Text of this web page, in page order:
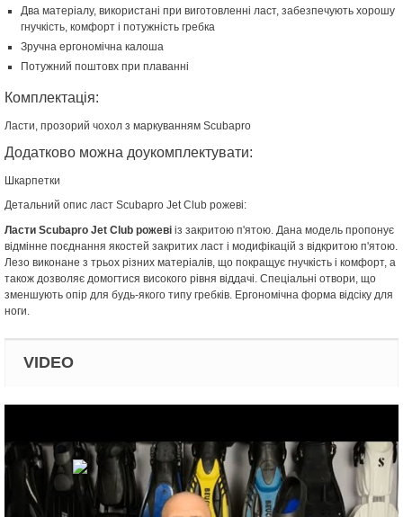
Два матеріалу, використані при виготовленні ласт, забезпечують хорошу
гнучкість, комфорт і потужність гребка
Зручна ергономічна калоша
Потужний поштовх при плаванні
Комплектація:
Ласти, прозорий чохол з маркуванням Scubapro
Додатково можна доукомплектувати:
Шкарпетки
Детальний опис ласт Scubapro Jet Club рожеві:
Ласти Scubapro Jet Club рожеві із закритою п'ятою. Дана модель пропонує
відмінне поєднання якостей закритих ласт і модифікацій з відкритою п'ятою.
Лезо виконане з трьох різних матеріалів, що покращує гнучкість і комфорт, а
також дозволяє домогтися високого рівня віддачі. Спеціальні отвори, що
зменшують опір для будь-якого типу гребків. Ергономічна форма відсіку для
ноги.
VIDEO